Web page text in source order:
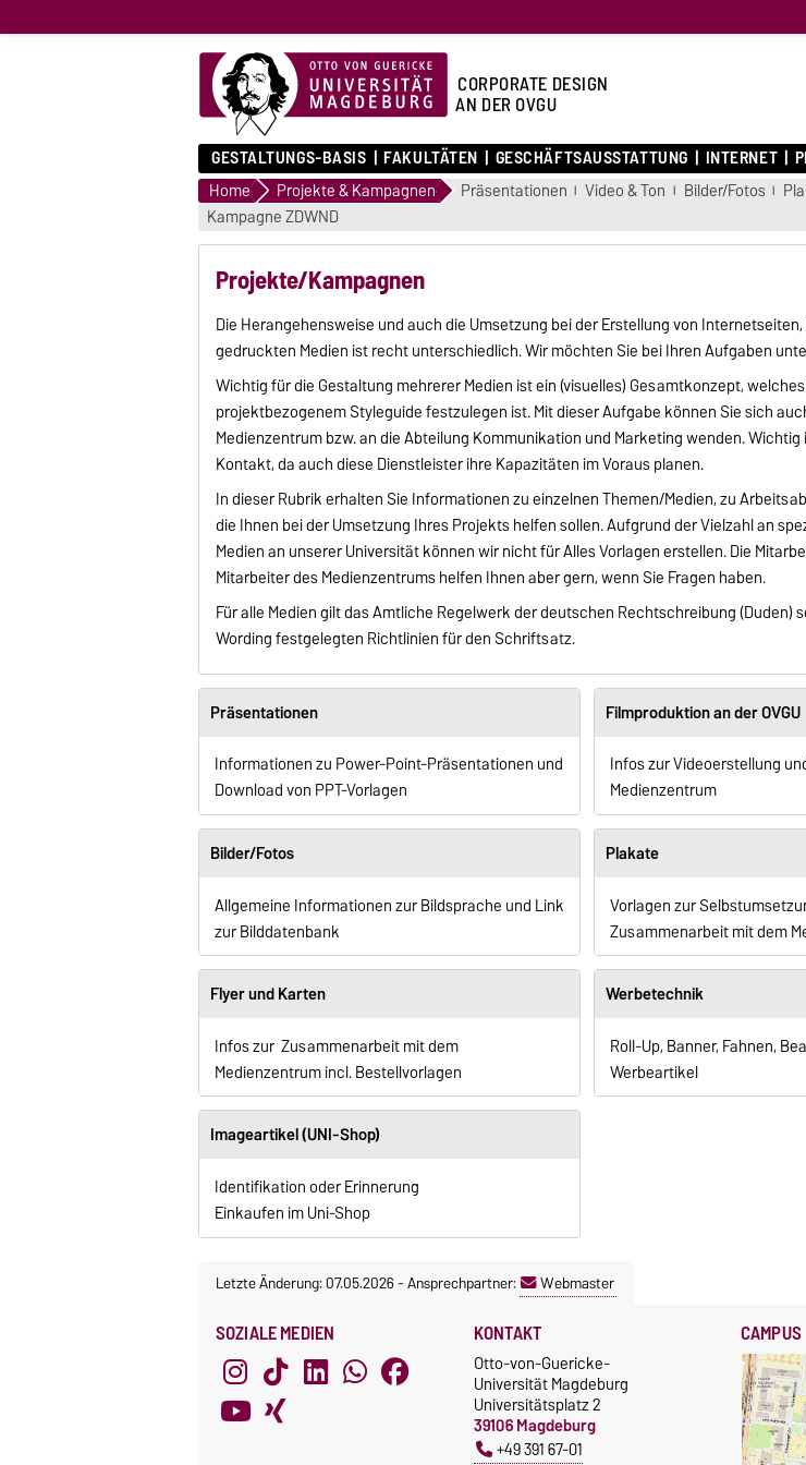
CORPORATE DESIGN
AN DER OVGU
GESTALTUNGS-BASIS FAKULTÄTEN GESCHÄFTSAUSSTATTUNG INTERNET
Home Projekte & Kampagnen Präsentationen Video & Ton Bilder/Fotos
Kampagne ZDWND
Projekte/Kampagnen
Die Herangehensweise und auch die Umsetzung bei der Erstellung von
gedruckten Medien ist recht unterschiedlich. Wir möchten Sie bei Ihren Aufgaben
Wichtig für die Gestaltung mehrerer Medien ist ein (visuelles) Gesamtkonzept,
projektbezogenem Styleguide festzulegen ist. Mit dieser Aufgabe können Sie sich
Medienzentrum bzw. an die Abteilung Kommunikation und Marketing wenden.
Kontakt, da auch diese Dienstleister ihre Kapazitäten im Voraus planen.
In dieser Rubrik erhalten Sie Informationen zu einzelnen Themen/Medien, zu
die Ihnen bei der Umsetzung Ihres Projekts helfen sollen. Aufgrund der Vielzahl an
Medien an unserer Universität können wir nicht für Alles Vorlagen erstellen. Die
Mitarbeiter des Medienzentrums helfen Ihnen aber gern, wenn Sie Fragen haben.
Für alle Medien gilt das Amtliche Regelwerk der deutschen Rechtschreibung (Duden)
Wording festgelegten Richtlinien für den Schriftsatz.
Präsentationen
Informationen zu Power-Point-Präsentationen und
Download von PPT-Vorlagen
Filmproduktion an der OVGU
Infos zur Videoerstellung
Medienzentrum
Bilder/Fotos
Allgemeine Informationen zur Bildsprache und Link
zur Bilddatenbank
Plakate
Vorlagen zur
Zusammenarbeit mit dem
Flyer und Karten
Infos zur Zusammenarbeit mit dem
Medienzentrum incl. Bestellvorlagen
Werbetechnik
Roll-Up, Banner, Fahnen,
Werbeartikel
Imageartikel (UNI-Shop)
Identifikation oder Erinnerung
Einkaufen im Uni-Shop
Letzte Änderung: 07.05.2026-Ansprechpartner: Webmaster
SOZIALE MEDIEN KONTAKT
Otto-von-Guericke-
Universität Magdeburg
Universitätsplatz 2
39106 Magdeburg
+49 391 67-01
CAMPUS